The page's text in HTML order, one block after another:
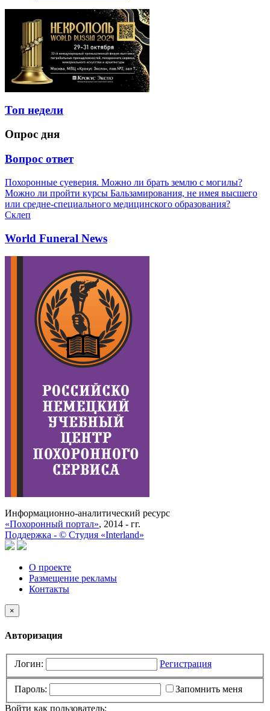
Топ недели
Опрос дня
Вопрос ответ
Похоронные суеверия. Можно ли брать землю с могилы?
Можно ли пройти курсы Бальзамирования, не имея высшего
или средне-специального медицинского образования?
Склеп
World Funeral News
Информационно-аналитический ресурс
«Похоронный портал», 2014 - гг.
Поддержка - © Cтудия «Interland»
О проекте
Размещение рекламы
Контакты
×
Авторизация
Логин: Регистрация
Пароль:
Запомнить меня
Войти как пользователь: